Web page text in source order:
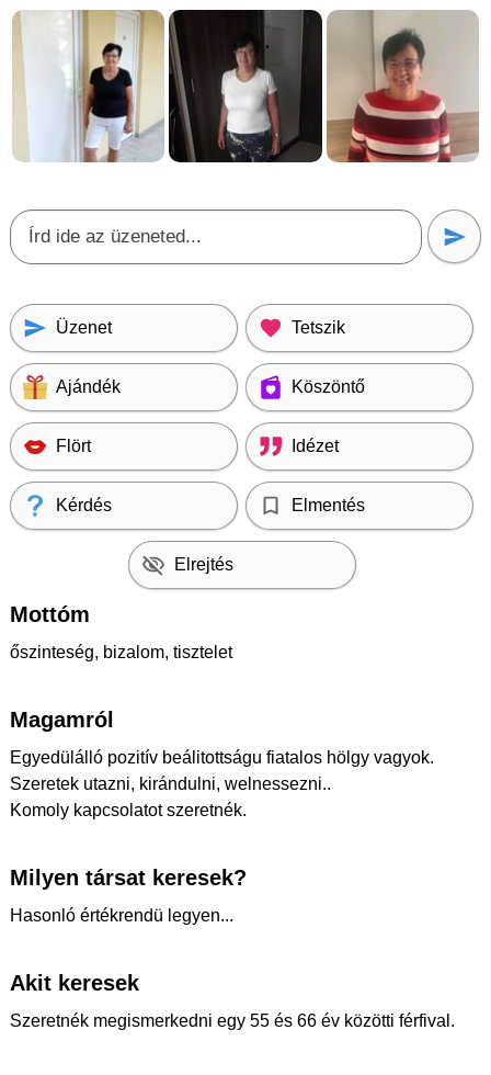
Üzenet Tetszik
Ajándék Köszöntő
Flört Idézet
Kérdés Elmentés
Elrejtés
Mottóm
őszinteség, bizalom, tisztelet
Magamról
Egyedülálló pozitív beálitottságu fiatalos hölgy vagyok.
Szeretek utazni, kirándulni, welnessezni..
Komoly kapcsolatot szeretnék.
Milyen társat keresek?
Hasonló értékrendü legyen...
Akit keresek
Szeretnék megismerkedni egy 55 és 66 év közötti férfival.